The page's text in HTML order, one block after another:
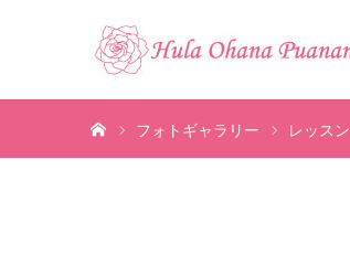
フォトギャラリー レッスン